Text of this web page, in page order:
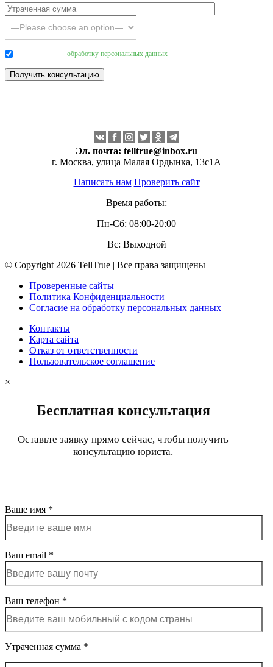
обработку персональных данных
Эл. почта: telltrue@inbox.ru
г. Москва, улица Малая Ордынка, 13с1А
Написать нам Проверить сайт
Время работы:
Пн-Сб: 08:00-20:00
Вс: Выходной
© Copyright 2026 TellTrue | Все права защищены
Проверенные сайты
Политика Конфиденциальности
Согласие на обработку персональных данных
Контакты
Карта сайта
Отказ от ответственности
Пользовательское соглашение
×
Бесплатная консультация
Оставьте заявку прямо сейчас, чтобы получить
консультацию юриста.
Ваше имя *
Ваш email *
Ваш телефон *
Утраченная сумма *